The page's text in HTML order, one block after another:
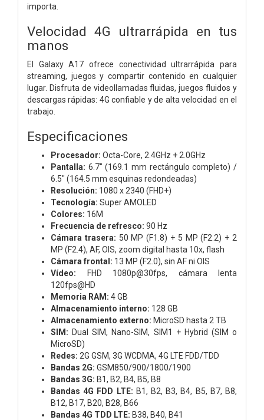
importa.
Velocidad 4G ultrarrápida en tus
manos
El Galaxy A17 ofrece conectividad ultrarrápida para
streaming, juegos y compartir contenido en cualquier
lugar. Disfruta de videollamadas fluidas, juegos fluidos y
descargas rápidas: 4G confiable y de alta velocidad en el
trabajo.
Especificaciones
Procesador: Octa-Core, 2.4GHz + 2.0GHz
Pantalla: 6.7" (169.1 mm rectángulo completo) /
6.5" (164.5 mm esquinas redondeadas)
Resolución: 1080 x 2340 (FHD+)
Tecnología: Super AMOLED
Colores: 16M
Frecuencia de refresco: 90 Hz
Cámara trasera: 50 MP (F1.8) + 5 MP (F2.2) + 2
MP (F2.4), AF, OIS, zoom digital hasta 10x, flash
Cámara frontal: 13 MP (F2.0), sin AF ni OIS
Vídeo: FHD 1080p@30fps, cámara lenta
120fps@HD
Memoria RAM: 4 GB
Almacenamiento interno: 128 GB
Almacenamiento externo: MicroSD hasta 2 TB
SIM: Dual SIM, Nano-SIM, SIM1 + Hybrid (SIM o
MicroSD)
Redes: 2G GSM, 3G WCDMA, 4G LTE FDD/TDD
Bandas 2G: GSM850/900/1800/1900
Bandas 3G: B1, B2, B4, B5, B8
Bandas 4G FDD LTE: B1, B2, B3, B4, B5, B7, B8,
B12, B17, B20, B28, B66
Bandas 4G TDD LTE: B38, B40, B41